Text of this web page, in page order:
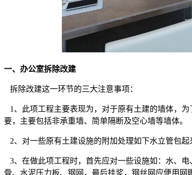
一、办公室拆除改建
拆除改建这一环节的三大注意事项：
1、此项工程主要表现为，对于原有土建的墙体，
要，主要包括非承重墙、简单隔断及空心墙等墙体。
2、对一些原有土建设施的附加处理如下水立管包起
3、在做此项工程时，首先应对一些设施如：水、
骨、水泥压力板、钢网，最后挂浆，钢丝网应便用网